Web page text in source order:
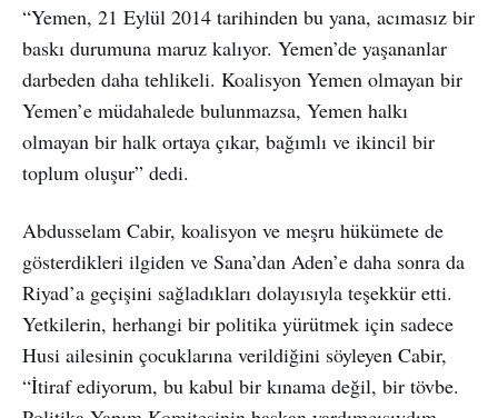
“Yemen, 21 Eylül 2014 tarihinden bu yana, acımasız bir
baskı durumuna maruz kalıyor. Yemen’de yaşananlar
darbeden daha tehlikeli. Koalisyon Yemen olmayan bir
Yemen’e müdahalede bulunmazsa, Yemen halkı
olmayan bir halk ortaya çıkar, bağımlı ve ikincil bir
toplum oluşur” dedi.
Abdusselam Cabir, koalisyon ve meşru hükümete de
gösterdikleri ilgiden ve Sana’dan Aden’e daha sonra da
Riyad’a geçişini sağladıkları dolayısıyla teşekkür etti.
Yetkilerin, herhangi bir politika yürütmek için sadece
Husi ailesinin çocuklarına verildiğini söyleyen Cabir,
“İtiraf ediyorum, bu kabul bir kınama değil, bir tövbe.